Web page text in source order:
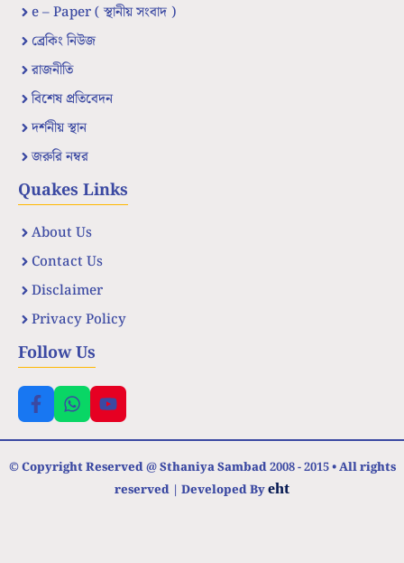
e – Paper ( স্থানীয় সংবাদ )
ব্রেকিং নিউজ
রাজনীতি
বিশেষ প্রতিবেদন
দর্শনীয় স্থান
জরুরি নম্বর
Quakes Links
About Us
Contact Us
Disclaimer
Privacy Policy
Follow Us
© Copyright Reserved @ Sthaniya Sambad 2008 - 2015 • All rights
reserved | Developed Byeht